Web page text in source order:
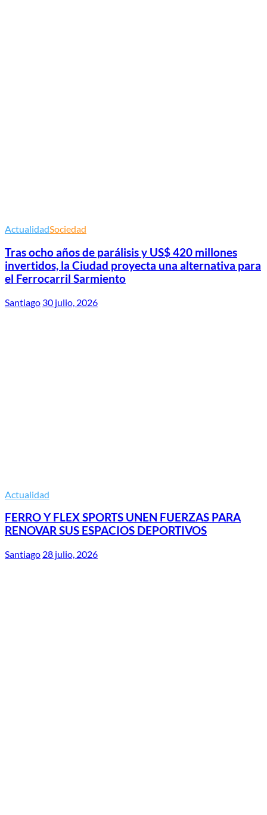
ActualidadSociedad
Tras ocho años de parálisis y US$ 420 millones
invertidos, la Ciudad proyecta una alternativa para
el Ferrocarril Sarmiento
Santiago 30 julio, 2026
Actualidad
FERRO Y FLEX SPORTS UNEN FUERZAS PARA
RENOVAR SUS ESPACIOS DEPORTIVOS
Santiago 28 julio, 2026